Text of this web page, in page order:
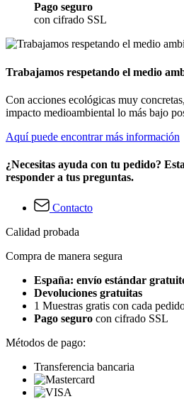
Pago seguro
con cifrado SSL
Trabajamos respetando el medio
Con acciones ecológicas muy
impacto medioambiental lo más bajo
Aquí puede encontrar más información
¿Necesitas ayuda con tu pedido?
responder a tus preguntas.
Contacto
Calidad probada
Compra de manera segura
España: envío estándar
Devoluciones gratuitas
1 Muestras gratis con cada
Pago seguro con cifrado SSL
Métodos de pago:
Transferencia bancaria